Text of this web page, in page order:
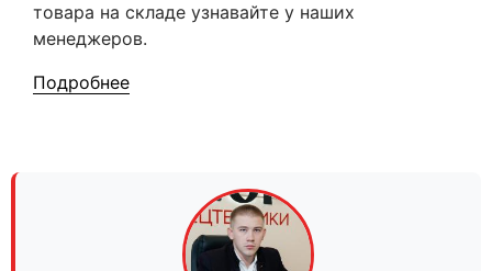
товара на складе узнавайте у наших
менеджеров.
Подробнее